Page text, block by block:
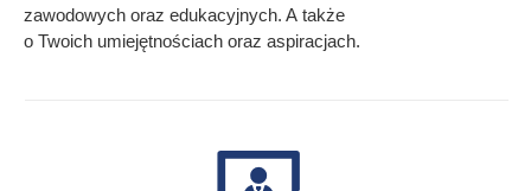
zawodowych oraz edukacyjnych. A także
o Twoich umiejętnościach oraz aspiracjach.